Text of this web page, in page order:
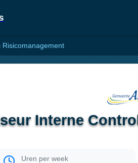
Interne
Uren per week